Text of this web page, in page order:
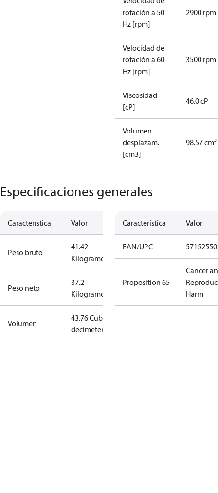
rotación a 50
Hz [rpm]
2900 rpm
Velocidad de
rotación a 60
Hz [rpm]
3500 rpm
Viscosidad
[cP]
46.0 cP
Volumen
desplazam.
[cm3]
98.57 cm³
Especificaciones generales
Característica Valor
Peso bruto
41.42
Kilogramo
Peso neto
37.2
Kilogramo
Volumen
43.76 Cubic
decimeter
Característica Valor
EAN/UPC
Proposition 65
Cancer
Harm